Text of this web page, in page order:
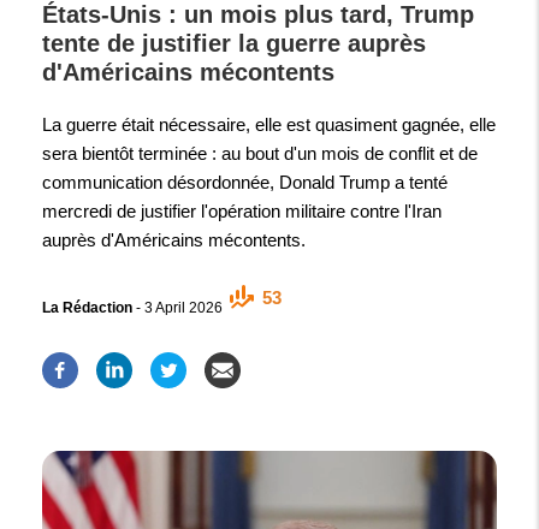
États-Unis : un mois plus tard, Trump
tente de justifier la guerre auprès
d'Américains mécontents
La guerre était nécessaire, elle est quasiment gagnée, elle
sera bientôt terminée : au bout d'un mois de conflit et de
communication désordonnée, Donald Trump a tenté
mercredi de justifier l'opération militaire contre l'Iran
auprès d'Américains mécontents.
La Rédaction - 3 April 2026
53